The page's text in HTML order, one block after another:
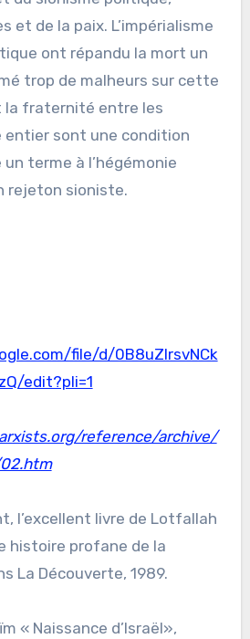
et de la paix. L’impérialisme
ont répandu la mort un
trop de malheurs sur cette
la fraternité entre les
entier sont une condition
terme à l’hégémonie
rejeton sioniste.
file/d/0B8uZlrsvNCk
edit?pli=1
reference/archive/
l’excellent livre de Lotfallah
histoire profane de la
La Découverte, 1989.
« Naissance d’Israël»,